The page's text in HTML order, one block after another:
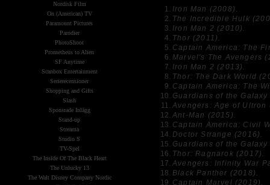
Iron Man (2008) .
The Incredible Hulk
Iron Man 2 (2010).
Thor (2011).
Captain America: The
Marvel's The Avengers
Iron Man 2 (2013).
Thor: The Dark World
Captain America: The
Guardians of the
Avengers: Age of Ultron
Ant-Man (2015).
Captain America: Civil
Doctor Strange (2016).
Guardians of the
Thor: Ragnarok (2017).
Avengers: Infinity War
Black Panther (2018).
Captain Marvel (2019).
Nordisk Film
On (American) TV
Paramount Pictures
Parodier
PhotoShoot
Prometheus to Alien
SF Anytime
Scanbox Entertainment
Serierecensioner
Shopping and Gifts
Slash
Sponsrade Inlägg
Stand-up
Streama
Studio S
TV-Spel
The Inside Of The Black Heart
The Unlucky 13
The Walt Disney Company Nordic